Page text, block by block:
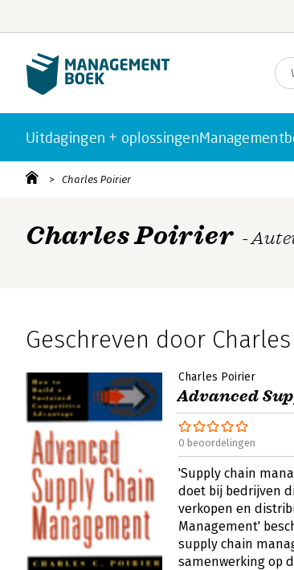
Uitdagingen + oplossingen
Charles Poirier
Charles Poirier -
Geschreven door
Charles Poirier
Advanced
0 beoordelingen
'Supply chain
doet bij bedrijven
verkopen en
Management'
supply chain
samenwerking op